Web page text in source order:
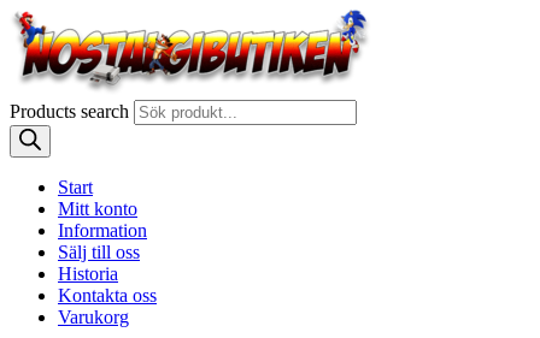
Products search
Start
Mitt konto
Information
Sälj till oss
Historia
Kontakta oss
Varukorg